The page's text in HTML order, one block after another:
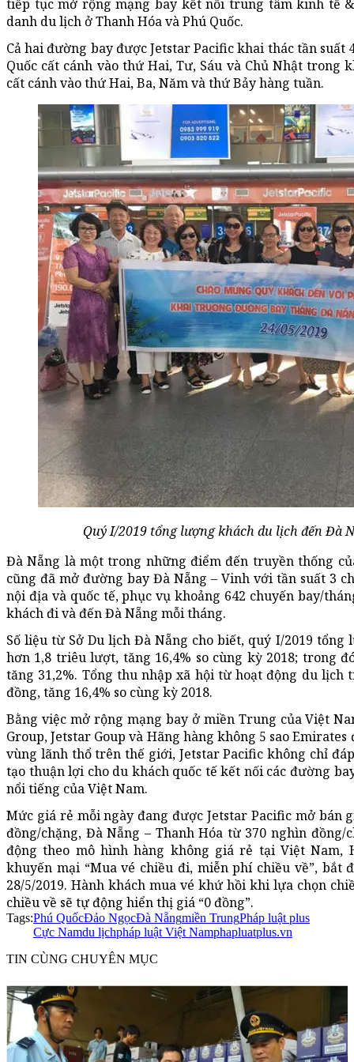
tiếp tục mở rộng mạng bay kết nối trung tâm kinh tế
danh du lịch ở Thanh Hóa và Phú Quốc.
Cả hai đường bay được Jetstar Pacific khai thác tần
Quốc cất cánh vào thứ Hai, Tư, Sáu và Chủ Nhật
cất cánh vào thứ Hai, Ba, Năm và thứ Bảy hàng tuần.
Quý I/2019 tổng lượng khách du lịch đến Đà
Đà Nẵng là một trong những điểm đến truyền thống
cũng đã mở đường bay Đà Nẵng – Vinh với tần suất 3
nội địa và quốc tế, phục vụ khoảng 642 chuyến bay/
khách đi và đến Đà Nẵng mỗi tháng.
Số liệu từ Sở Du lịch Đà Nẵng cho biết, quý I/2019
hơn 1,8 triêu lượt, tăng 16,4% so cùng kỳ 2018; trong
tăng 31,2%. Tổng thu nhập xã hội từ hoạt động du lịch
đồng, tăng 16,4% so cùng kỳ 2018.
Bằng việc mở rộng mạng bay ở miền Trung của Việt
Group, Jetstar Goup và Hãng hàng không 5 sao
vùng lãnh thổ trên thế giới, Jetstar Pacific không chỉ
tạo thuận lợi cho du khách quốc tế kết nối các đường
nổi tiếng của Việt Nam.
Mức giá rẻ mỗi ngày đang được Jetstar Pacific mở bán
đồng/chặng, Đà Nẵng – Thanh Hóa từ 370 nghìn
động theo mô hình hàng không giá rẻ tại Việt
khuyến mại “Mua vé chiều đi, miễn phí chiều về”, bắt
28/5/2019. Hành khách mua vé khứ hồi khi lựa chọn
chiều về sẽ tự động hiển thị giá “0 đồng”.
Tags:Phú QuốcĐảo NgọcĐà Nẵngmiền TrungPháp luật plus
Cực Namdu lịchpháp luật Việt Namphapluatplus.vn
TIN CÙNG CHUYÊN MỤC